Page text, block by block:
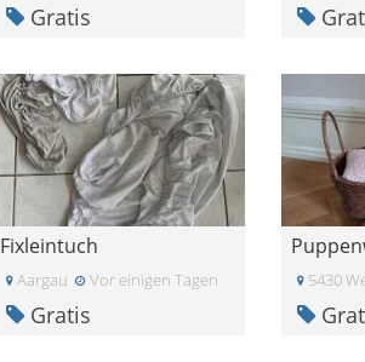
Gratis
Fixleintuch
Aargau Vor einigen Tagen
Gratis
5430